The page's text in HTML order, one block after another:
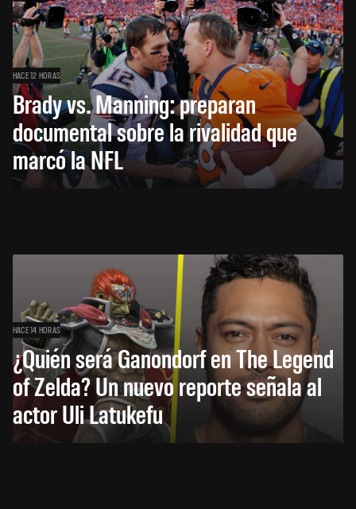
HACE 12 HORAS
Brady vs. Manning: preparan
documental sobre la rivalidad que
marcó la NFL
HACE 14 HORAS
¿Quién será Ganondorf en The Legend
of Zelda? Un nuevo reporte señala al
actor Uli Latukefu